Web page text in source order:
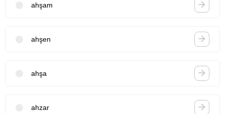
ahşam
ahşen
ahşa
ahzar